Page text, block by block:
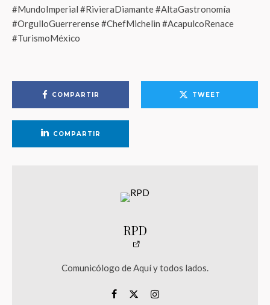
#MundoImperial #RivieraDiamante #AltaGastronomía
#OrgulloGuerrerense #ChefMichelin #AcapulcoRenace
#TurismoMéxico
COMPARTIR TWEET
COMPARTIR
RPD
Comunicólogo de Aquí y todos lados.